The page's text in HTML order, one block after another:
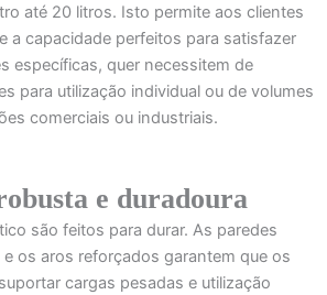
até 20 litros. Isto permite aos clientes
a capacidade perfeitos para satisfazer
específicas, quer necessitem de
para utilização individual ou de volumes
comerciais ou industriais.
e duradoura
são feitos para durar. As paredes
os aros reforçados garantem que os
cargas pesadas e utilização